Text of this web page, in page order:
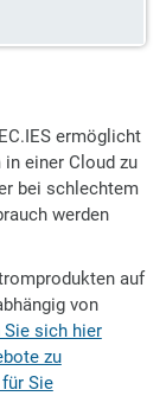
ermöglicht
einer Cloud zu
bei schlechtem
werden
auf
von
Sie sich hier
zu
Sie